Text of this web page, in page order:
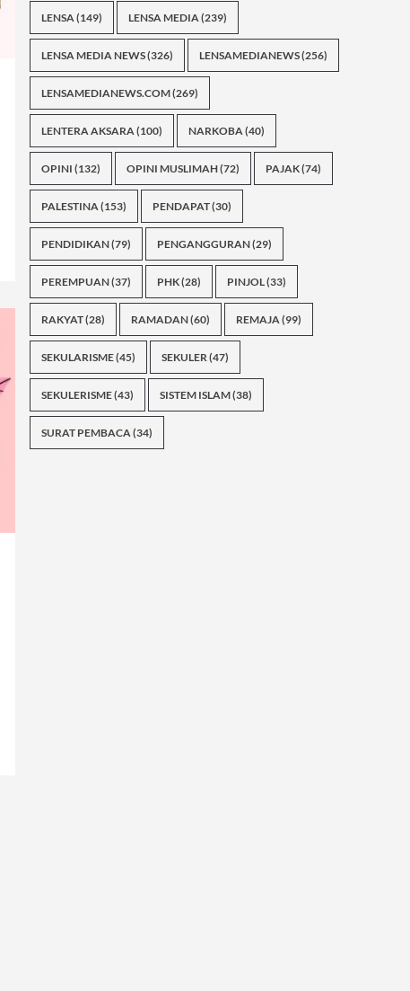
LENSA(149) LENSA MEDIA(239)
LENSA MEDIA NEWS(326) LENSAMEDIANEWS(256)
LENSAMEDIANEWS.COM(269)
LENTERA AKSARA(100) NARKOBA(40)
OPINI (132) OPINI MUSLIMAH(72) PAJAK(74)
PALESTINA(153) PENDAPAT(30)
PENDIDIKAN(79) PENGANGGURAN(29)
PEREMPUAN(37) PHK(28) PINJOL(33)
RAKYAT(28) RAMADAN(60) REMAJA(99)
SEKULARISME(45) SEKULER(47)
SEKULERISME(43) SISTEM ISLAM(38)
SURAT PEMBACA(34)